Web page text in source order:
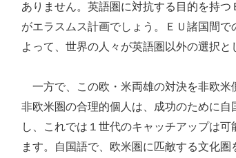
ありません。英語圏に対抗する目的を持
がエラスムス計画でしょう。ＥＵ諸国間
よって、世界の人々が英語圏以外の選択
一方で、この欧・米両雄の対決を非欧米
非欧米圏の合理的個人は、成功のために
し、これでは１世代のキャッチアップは
ます。自国語で、欧米圏に匹敵する文化圏